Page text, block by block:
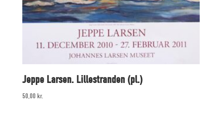
Jeppe Larsen. Lillestranden (pl.)
50,00 kr.